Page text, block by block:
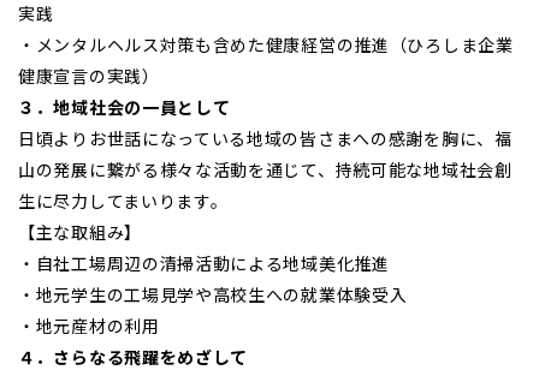
実践
・メンタルヘルス対策も含めた健康経営の推進（ひろしま企業
健康宣言の実践）
３．地域社会の一員として
日頃よりお世話になっている地域の皆さまへの感謝を胸に、福
山の発展に繋がる様々な活動を通じて、持続可能な地域社会創
生に尽力してまいります。
【主な取組み】
・自社工場周辺の清掃活動による地域美化推進
・地元学生の工場見学や高校生への就業体験受入
・地元産材の利用
４．さらなる飛躍をめざして